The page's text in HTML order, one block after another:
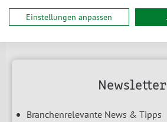
Newsletter
Branchenrelevante News & Tipps
Jetzt
Einstellungen anpassen